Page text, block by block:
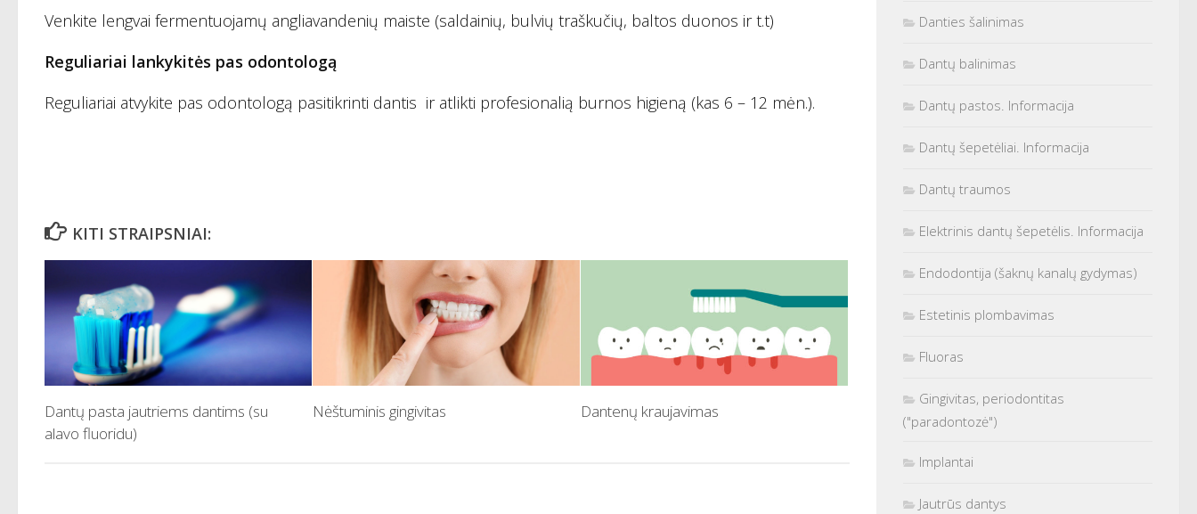
Venkite lengvai fermentuojamų angliavandenių maiste (saldainių, bulvių traškučių, baltos duonos ir t.t)
Reguliariai lankykitės pas odontologą
Reguliariai atvykite pas odontologą pasitikrinti dantis ir atlikti profesionalią burnos higieną (kas 6 – 12 mėn.).
KITI STRAIPSNIAI:
Dantų pasta jautriems dantims (su
alavo fluoridu)
Nėštuminis gingivitas Dantenų kraujavimas
Danties šalinimas
Dantų balinimas
Dantų pastos. Informacija
Dantų šepetėliai. Informacija
Dantų traumos
Elektrinis dantų šepetėlis. Informacija
Endodontija (šaknų kanalų gydymas)
Estetinis plombavimas
Fluoras
Gingivitas, periodontitas
("paradontozė")
Implantai
Jautrūs dantys